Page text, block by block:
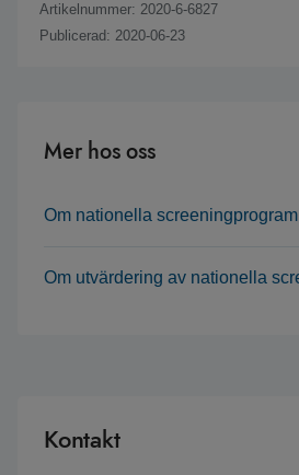
Artikelnummer: 2020-6-6827
Publicerad: 2020-06-23
Mer hos oss
Om nationella screeningprogram
Om utvärdering av nationella
Kontakt